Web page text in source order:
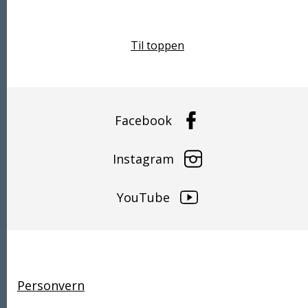
Til toppen
Facebook
Instagram
YouTube
Snarveier
Personvern